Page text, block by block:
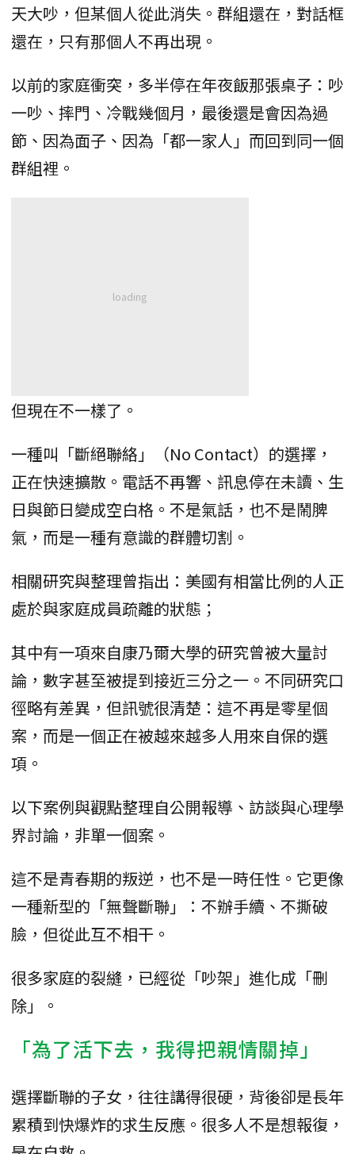
天大吵，但某個人從此消失。群組還在，對話框
還在，只有那個人不再出現。
以前的家庭衝突，多半停在年夜飯那張桌子：吵
一吵、摔門、冷戰幾個月，最後還是會因為過
節、因為面子、因為「都一家人」而回到同一個
群組裡。
但現在不一樣了。
一種叫「斷絕聯絡」（No Contact）的選擇，
正在快速擴散。電話不再響、訊息停在未讀、生
日與節日變成空白格。不是氣話，也不是鬧脾
氣，而是一種有意識的群體切割。
相關研究與整理曾指出：美國有相當比例的人正
處於與家庭成員疏離的狀態；
其中有一項來自康乃爾大學的研究曾被大量討
論，數字甚至被提到接近三分之一。不同研究口
徑略有差異，但訊號很清楚：這不再是零星個
案，而是一個正在被越來越多人用來自保的選
項。
以下案例與觀點整理自公開報導、訪談與心理學
界討論，非單一個案。
這不是青春期的叛逆，也不是一時任性。它更像
一種新型的「無聲斷聯」：不辦手續、不撕破
臉，但從此互不相干。
很多家庭的裂縫，已經從「吵架」進化成「刪
除」。
「為了活下去，我得把親情關掉」
選擇斷聯的子女，往往講得很硬，背後卻是長年
累積到快爆炸的求生反應。很多人不是想報復，